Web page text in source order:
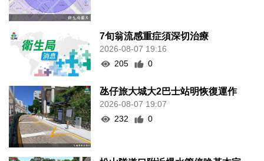
7旬翁流感重症須深切治療
2026-08-07 19:16
205
0
氹仔旅大城大2巴士站明恢復運作
2026-08-07 19:07
232
0